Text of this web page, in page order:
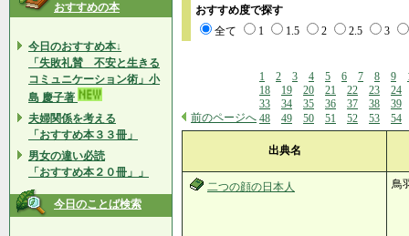
おすすめの本
今日のおすすめ本↓
「失敗礼賛 不安と生きる
コミュニケーション術」小
島 慶子著
夫婦関係を考える
「おすすめ本３３冊」
男女の違い必読
「おすすめ本２０冊」」
今日のことば検索
おすすめ度で探す
全て
1 1.5 2 2.5 3
前のページへ
1 2 3 4 5 6 7 8 9
18
19 20 21 22 23
24
33
34 35 36 37 38
39
48
49 50 51 52 53 54
出典名
二つの顔の日本人 鳥